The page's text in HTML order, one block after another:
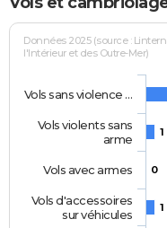
Données 2025 (source :
l'Intérieur et des Outre-Mer)
1
0
1
Vols sans violence …
Vols violents sans
arme
Vols avec armes
Vols d'accessoires
sur véhicules